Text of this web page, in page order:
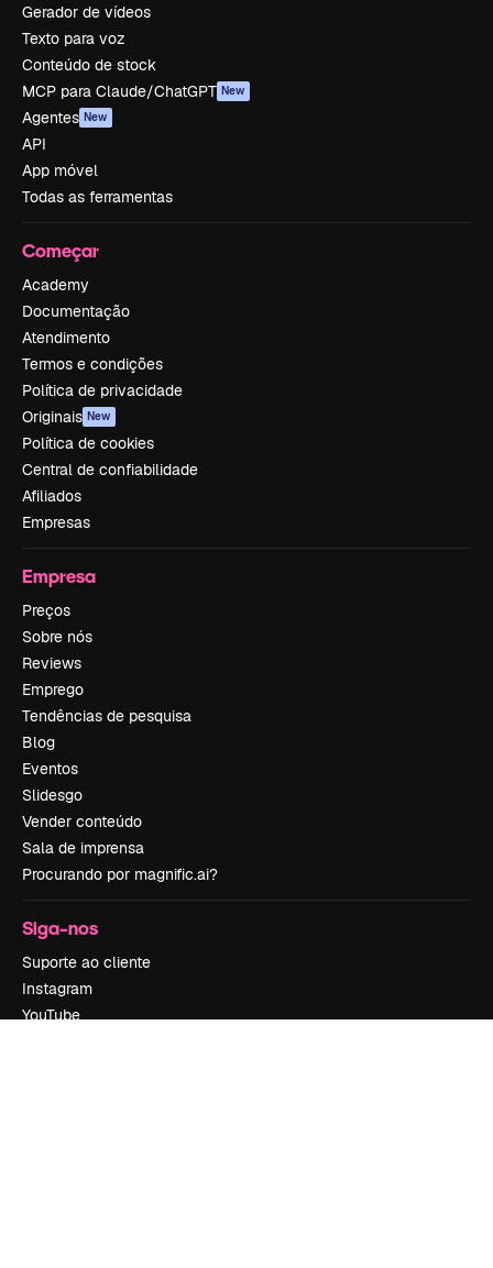
Gerador de vídeos
Texto para voz
Conteúdo de stock
MCP para Claude/ChatGPT New
Agentes New
API
App móvel
Todas as ferramentas
Começar
Academy
Documentação
Atendimento
Termos e condições
Política de privacidade
Originais New
Política de cookies
Central de confiabilidade
Afiliados
Empresas
Empresa
Preços
Sobre nós
Reviews
Emprego
Tendências de pesquisa
Blog
Eventos
Slidesgo
Vender conteúdo
Sala de imprensa
Procurando por magnific.ai?
Siga-nos
Suporte ao cliente
Instagram
YouTube